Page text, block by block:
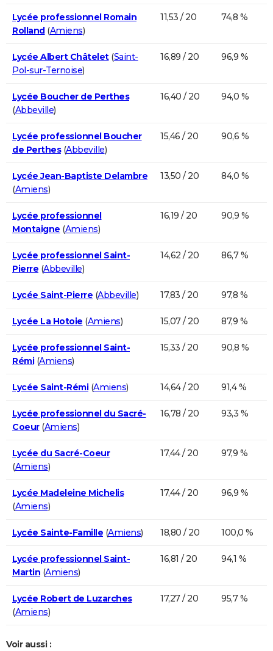
Lycée professionnel Romain
Rolland(Amiens)
11,53 / 20 74,8 %
Lycée Albert Châtelet(Saint-
Pol-sur-Ternoise)
16,89 / 20 96,9 %
Lycée Boucher de Perthes
(Abbeville)
16,40 / 20 94,0 %
Lycée professionnel Boucher
de Perthes(Abbeville)
15,46 / 20 90,6 %
Lycée Jean-Baptiste Delambre
(Amiens)
13,50 / 20 84,0 %
Lycée professionnel
Montaigne (Amiens)
16,19 / 20 90,9 %
Lycée professionnel Saint-
Pierre (Abbeville)
14,62 / 20 86,7 %
Lycée Saint-Pierre (Abbeville) 17,83 / 20 97,8 %
Lycée La Hotoie (Amiens) 15,07 / 20 87,9 %
Lycée professionnel Saint-
Rémi(Amiens)
15,33 / 20 90,8 %
Lycée Saint-Rémi(Amiens) 14,64 / 20 91,4 %
Lycée professionnel du Sacré-
Coeur(Amiens)
16,78 / 20 93,3 %
Lycée du Sacré-Coeur
(Amiens)
17,44 / 20 97,9 %
Lycée Madeleine Michelis
(Amiens)
17,44 / 20 96,9 %
Lycée Sainte-Famille (Amiens) 18,80 / 20 100,0 %
Lycée professionnel Saint-
Martin (Amiens)
16,81 / 20 94,1 %
Lycée Robert de Luzarches
(Amiens)
17,27 / 20 95,7 %
Voir aussi :